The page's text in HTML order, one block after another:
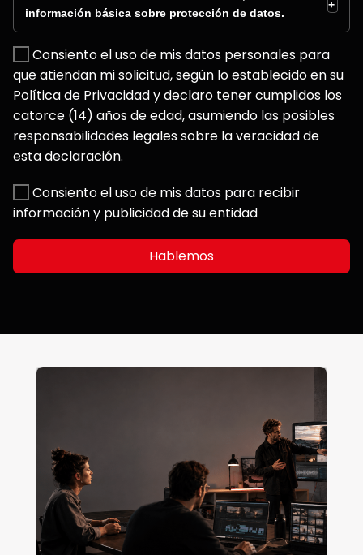
información básica sobre protección de datos.
+
Consiento el uso de mis datos personales para
que atiendan mi solicitud, según lo establecido en su
Política de Privacidad y declaro tener cumplidos los
catorce (14) años de edad, asumiendo las posibles
responsabilidades legales sobre la veracidad de
esta declaración.
Consiento el uso de mis datos para recibir
información y publicidad de su entidad
Hablemos